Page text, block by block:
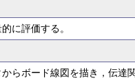
に評価する。
らボード線図を描き，伝達